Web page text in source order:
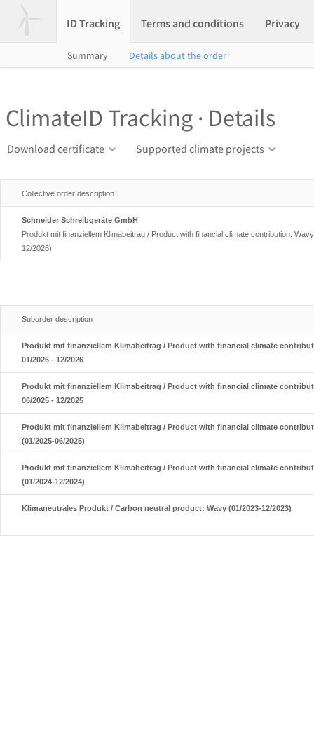
ID Tracking Terms and conditions Privacy
Summary Details about the order
ClimateID Tracking · Details
Download certificate Supported climate projects
Collective order description
Schneider Schreibgeräte GmbH
Produkt mit finanziellem Klimabeitrag / Product with financial climate contribution:
12/2026)
Suborder description
Produkt mit finanziellem Klimabeitrag / Product with financial climate
01/2026 - 12/2026
Produkt mit finanziellem Klimabeitrag / Product with financial climate
06/2025 - 12/2025
Produkt mit finanziellem Klimabeitrag / Product with financial climate
(01/2025-06/2025)
Produkt mit finanziellem Klimabeitrag / Product with financial climate
(01/2024-12/2024)
Klimaneutrales Produkt / Carbon neutral product: Wavy (01/2023-12/2023)